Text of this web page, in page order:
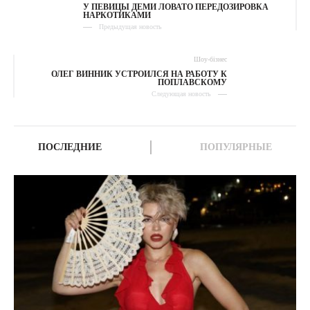
У ПЕВИЦЫ ДЕМИ ЛОВАТО ПЕРЕДОЗИРОВКА
НАРКОТИКАМИ
Предыдущая новость
Шоу-бізнес
ОЛЕГ ВИННИК УСТРОИЛСЯ НА РАБОТУ К
ПОПЛАВСКОМУ
Следующая новость
ПОСЛЕДНИЕ ПОПУЛЯРНЫЕ